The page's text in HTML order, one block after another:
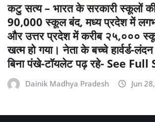
कटु सत्य – भारत के सरकारी स्कूलों
90,000 स्कूल बंद, मध्य प्रदेश में
और उत्तर प्रदेश में करीब २५,०००
खत्म हो गया। नेता के बच्चे हार्वर्ड-
बिना पंखे-टॉयलेट पढ़ रहे- See
Dainik Madhya Pradesh Jun